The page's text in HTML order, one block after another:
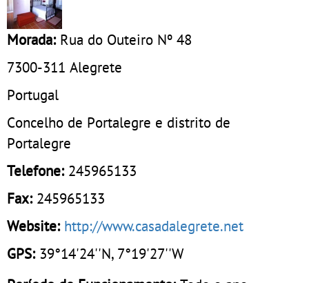
Morada: Rua do Outeiro Nº 48
7300-311 Alegrete
Portugal
Concelho de Portalegre e distrito de
Portalegre
Telefone: 245965133
Fax: 245965133
Website: http://www.casadalegrete.net
GPS:39°14'24''N, 7°19'27''W